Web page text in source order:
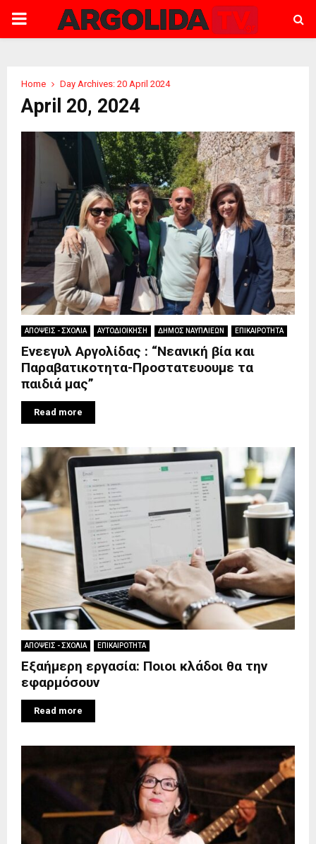
PRIMARY
Home Day Archives: 20 April 2024
April 20, 2024
ΑΠΟΨΕΙΣ - ΣΧΟΛΙΑ ΑΥΤΟΔΙΟΙΚΗΣΗ ΔΗΜΟΣ ΝΑΥΠΛΙΕΩΝ ΕΠΙΚΑΙΡΟΤΗΤΑ
Ενεεγυλ Αργολίδας : “Νεανική βία και
Παραβατικοτητα-Προστατευουμε τα
παιδιά μας”
Read more
ΑΠΟΨΕΙΣ - ΣΧΟΛΙΑ ΕΠΙΚΑΙΡΟΤΗΤΑ
Εξαήμερη εργασία: Ποιοι κλάδοι θα την
εφαρμόσουν
Read more